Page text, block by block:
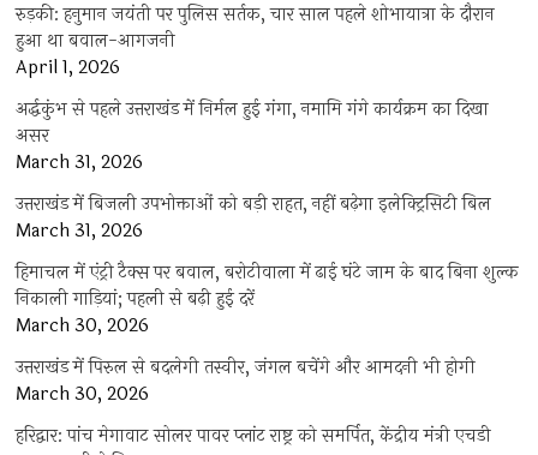
रुड़की: हनुमान जयंती पर पुलिस सर्तक, चार साल पहले शोभायात्रा के दौरान
हुआ था बवाल-आगजनी
April 1, 2026
अर्द्धकुंभ से पहले उत्तराखंड में निर्मल हुई गंगा, नमामि गंगे कार्यक्रम का दिखा
असर
March 31, 2026
उत्तराखंड में बिजली उपभोक्ताओं को बड़ी राहत, नहीं बढ़ेगा इलेक्ट्रिसिटी बिल
March 31, 2026
हिमाचल में एंट्री टैक्स पर बवाल, बरोटीवाला में ढाई घंटे जाम के बाद बिना शुल्क
निकाली गाड़ियां; पहली से बढ़ी हुई दरें
March 30, 2026
उत्तराखंड में पिरुल से बदलेगी तस्वीर, जंगल बचेंगे और आमदनी भी होगी
March 30, 2026
हरिद्वार: पांच मेगावाट सोलर पावर प्लांट राष्ट्र को समर्पित, केंद्रीय मंत्री एचडी